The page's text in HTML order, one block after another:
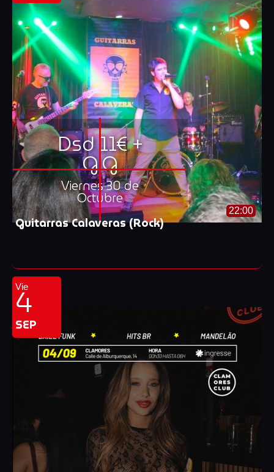
Dsd 11€ +
G.G
Viernes 30 de
Octubre
22:00
Guitarras Calaveras (Rock)
Vie
4
SEP